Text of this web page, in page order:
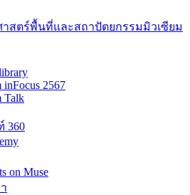
าสตร์พื้นที่และสถาปัตยกรรมมิวเซียม
inFocus 2567
Talk
360
on Muse